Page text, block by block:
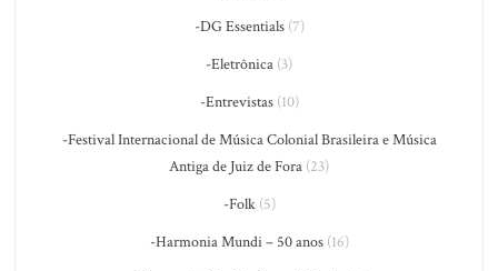
-DG Essentials(7)
-Eletrônica (3)
-Entrevistas(10)
-Festival Internacional de Música Colonial Brasileira e Música
Antiga de Juiz de Fora (23)
-Folk(5)
-Harmonia Mundi – 50 anos(16)